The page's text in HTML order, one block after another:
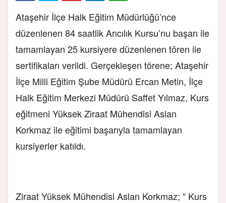
Ataşehir İlçe Halk Eğitim Müdürlüğü’nce
düzenlenen 84 saatlik Arıcılık Kursu’nu başarı ile
tamamlayan 25 kursiyere düzenlenen tören ile
sertifikaları verildi. Gerçekleşen törene; Ataşehir
İlçe Milli Eğitim Şube Müdürü Ercan Metin, İlçe
Halk Eğitim Merkezi Müdürü Saffet Yılmaz, Kurs
eğitmeni Yüksek Ziraat Mühendisi Aslan
Korkmaz ile eğitimi başarıyla tamamlayan
kursiyerler katıldı.
Ziraat Yüksek Mühendisi Aslan Korkmaz; “ Kurs